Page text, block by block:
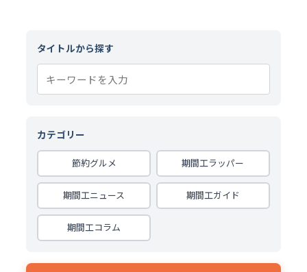
タイトルから探す
カテゴリー
節約グルメ 期間工ラッパー
期間工ニュース 期間工ガイド
期間工コラム